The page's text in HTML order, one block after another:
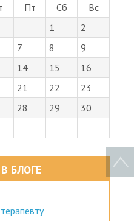
1
2
7 8
9
14 15
16
21 22
23
28 29
30
БЛОГЕ